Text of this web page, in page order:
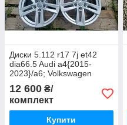
Диски 5.112 r17 7j et42
dia66.5 Audi a4{2015-
2023}/a6; Volkswagen
12 600 ₴/
комплект
Купити